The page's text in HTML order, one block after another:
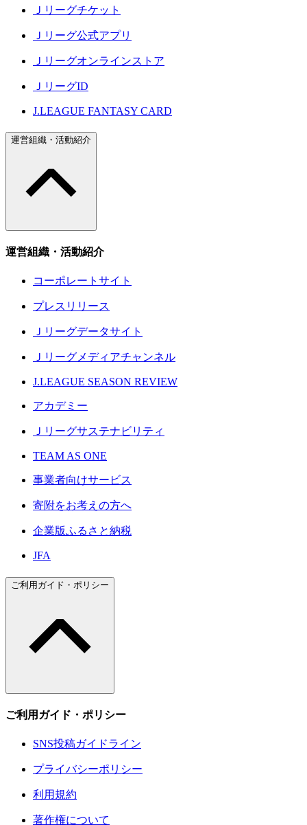
Ｊリーグチケット
Ｊリーグ公式アプリ
Ｊリーグオンラインストア
ＪリーグID
J.LEAGUE FANTASY CARD
運営組織・活動紹介
運営組織・活動紹介
コーポレートサイト
プレスリリース
Ｊリーグデータサイト
Ｊリーグメディアチャンネル
J.LEAGUE SEASON REVIEW
アカデミー
Ｊリーグサステナビリティ
TEAM AS ONE
事業者向けサービス
寄附をお考えの方へ
企業版ふるさと納税
JFA
ご利用ガイド・ポリシー
ご利用ガイド・ポリシー
SNS投稿ガイドライン
プライバシーポリシー
利用規約
著作権について